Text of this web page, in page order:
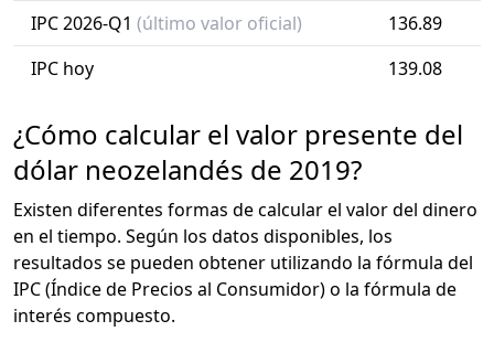
IPC 2026-Q1 (último valor oficial)
136.89
IPC hoy
139.08
¿Cómo calcular el valor presente del
dólar neozelandés de 2019?
Existen diferentes formas de calcular el valor del dinero
en el tiempo. Según los datos disponibles, los
resultados se pueden obtener utilizando la fórmula del
IPC (Índice de Precios al Consumidor) o la fórmula de
interés compuesto.